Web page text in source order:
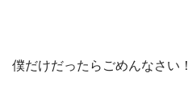
僕だけだったらごめんなさい！